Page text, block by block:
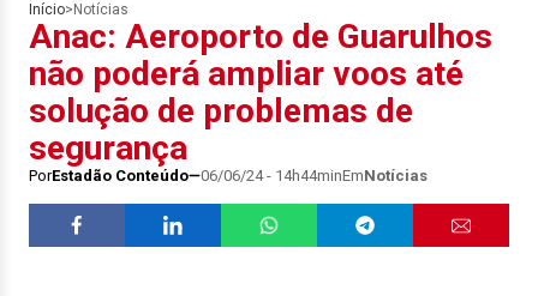
Início> Notícias
Anac: Aeroporto de Guarulhos
não poderá ampliar voos até
solução de problemas de
segurança
PorEstadão Conteúdo 06/06/24 - 14h44minEmNotícias